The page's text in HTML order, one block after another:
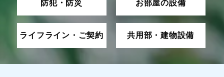
防犯・防災 お部屋の設備
ライフライン・ご契約 共用部・建物設備